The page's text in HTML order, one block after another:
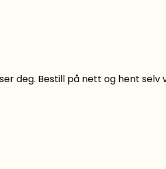
deg. Bestill på nett og hent